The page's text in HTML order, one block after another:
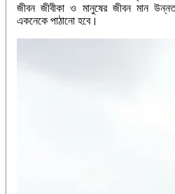
জীবন জীবীকা ও মানুষের জীবন মান
একনেকে পাঠানো হবে।